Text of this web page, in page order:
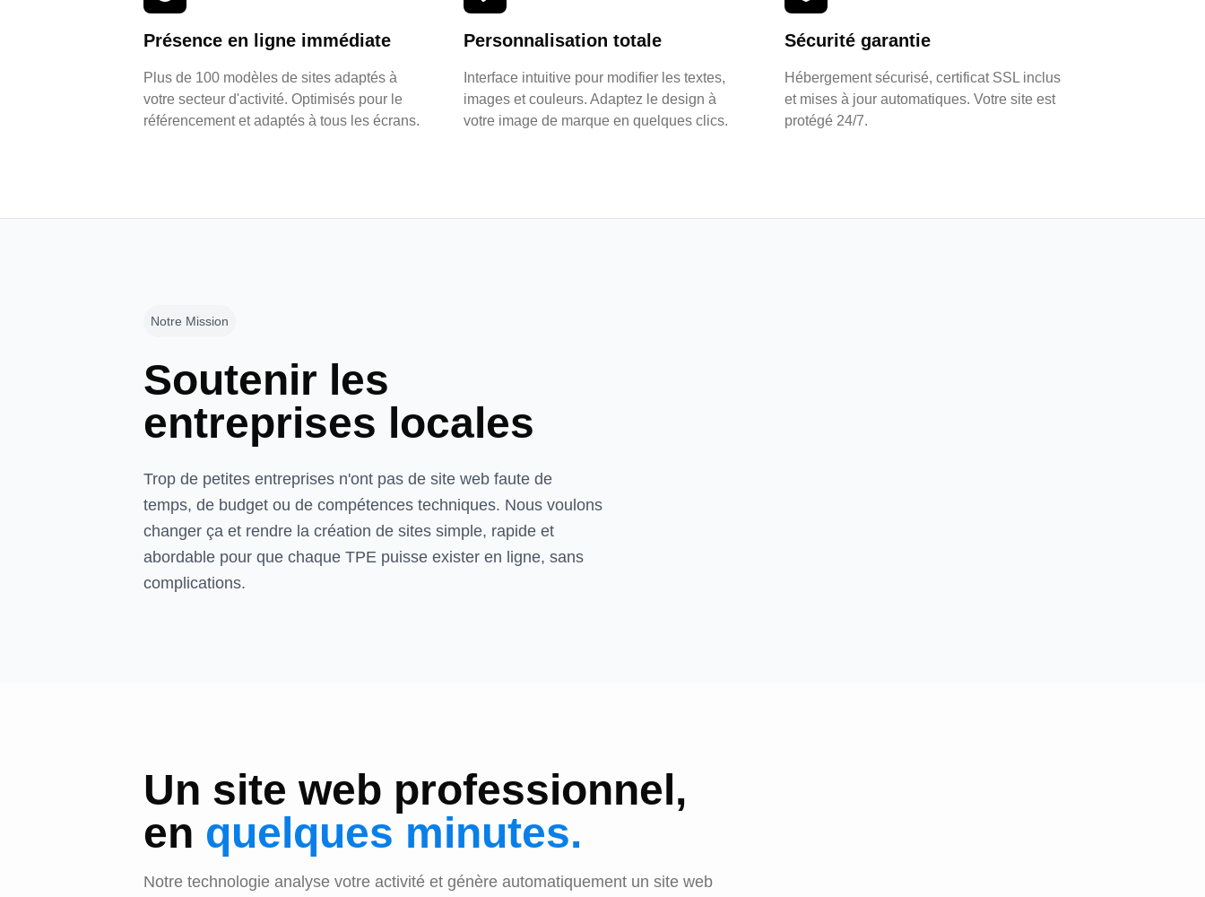
Présence en ligne immédiate
Plus de 100 modèles de sites adaptés à
votre secteur d'activité. Optimisés pour le
référencement et adaptés à tous les écrans.
Personnalisation totale
Interface intuitive pour modifier les textes,
images et couleurs. Adaptez le design à
votre image de marque en quelques clics.
Sécurité garantie
Hébergement sécurisé, certificat SSL inclus
et mises à jour automatiques. Votre site est
protégé 24/7.
Notre Mission
Soutenir les
entreprises locales
Trop de petites entreprises n'ont pas de site web faute de
temps, de budget ou de compétences techniques. Nous voulons
changer ça et rendre la création de sites simple, rapide et
abordable pour que chaque TPE puisse exister en ligne, sans
complications.
Un site web professionnel,
en quelques minutes.
Notre technologie analyse votre activité et génère automatiquement un site web